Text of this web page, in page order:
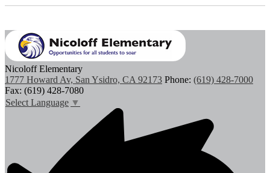
Nicoloff Elementary
1777 Howard Av, San Ysidro, CA 92173 Phone: (619) 428-7000
Fax: (619) 428-7080
Select Language ▼